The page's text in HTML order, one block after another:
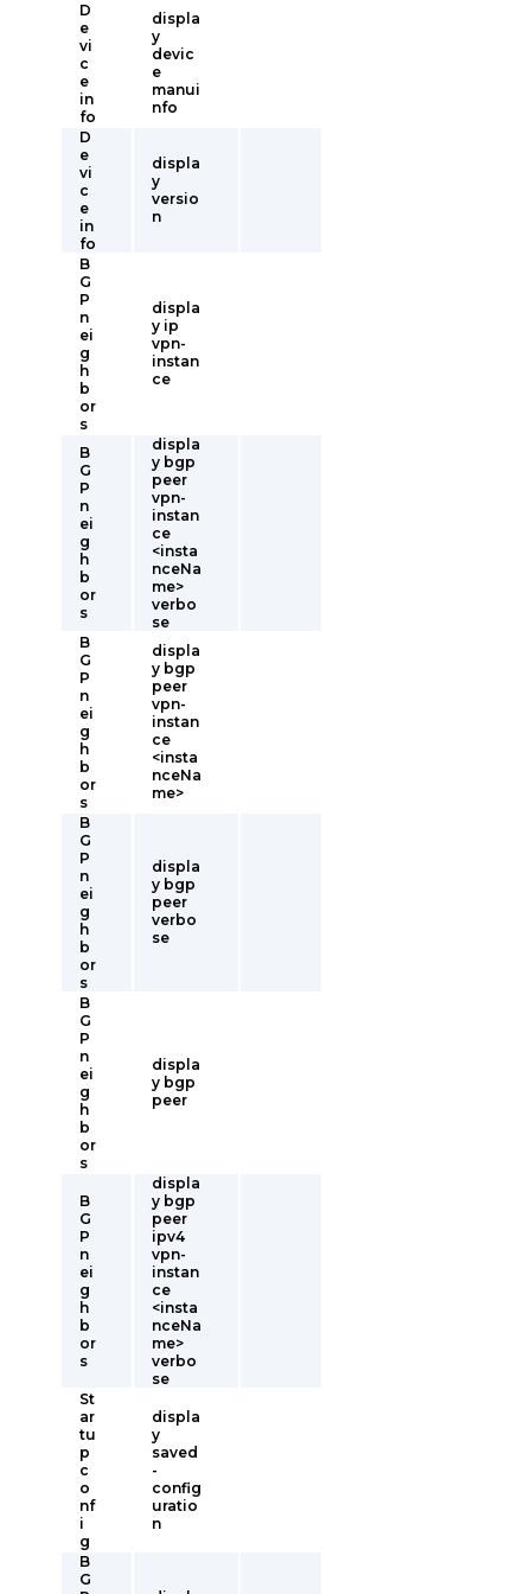
D
e
vi
c
e
in
fo
displa
y
devic
e
manui
nfo
D
e
vi
c
e
in
fo
displa
y
versio
n
B
G
P
n
ei
g
h
b
or
s
displa
y ip
vpn-
instan
ce
B
G
P
n
ei
g
h
b
or
s
displa
y bgp
peer
vpn-
instan
ce
<insta
nceNa
me>
verbo
se
B
G
P
n
ei
g
h
b
or
s
displa
y bgp
peer
vpn-
instan
ce
<insta
nceNa
me>
B
G
P
n
ei
g
h
b
or
s
displa
y bgp
peer
verbo
se
B
G
P
n
ei
g
h
b
or
s
displa
y bgp
peer
B
G
P
n
ei
g
h
b
or
s
displa
y bgp
peer
ipv4
vpn-
instan
ce
<insta
nceNa
me>
verbo
se
St
ar
tu
p
c
o
nf
i
g
displa
y
saved
-
config
uratio
n
B
G